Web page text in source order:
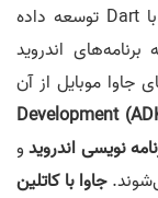
Flutter، برنامه‌های تلفن همراه نیز می‌توانند با Dart توسعه داده
اندروید
جاوا موبایل از آن
کیت توسعه نرم‌افزار اندروید یا (ADK) Development
نویسی اندرویدو
جاوا با کاتلین